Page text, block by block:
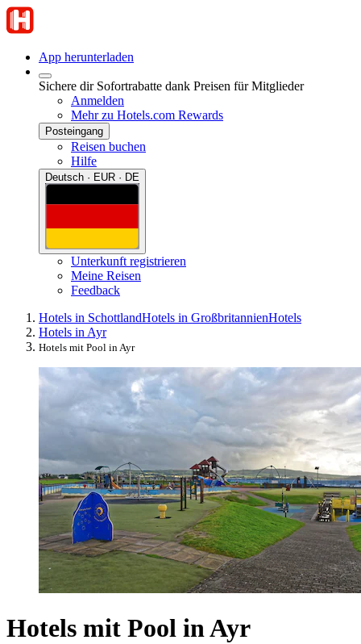
App herunterladen
Sichere dir Sofortrabatte dank Preisen für Mitglieder
Anmelden
Mehr zu Hotels.com Rewards
Posteingang
Reisen buchen
Hilfe
Deutsch · EUR · DE
Unterkunft registrieren
Meine Reisen
Feedback
Hotels in SchottlandHotels in GroßbritannienHotels
Hotels in Ayr
Hotels mit Pool in Ayr
Hotels mit Pool in Ayr